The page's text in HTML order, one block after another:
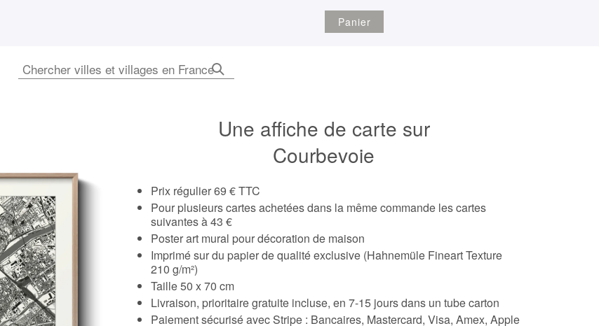
Panier
Une affiche de carte sur
Courbevoie
Prix régulier 69 € TTC
Pour plusieurs cartes achetées dans la même commande les cartes
suivantes à 43 €
Poster art mural pour décoration de maison
Imprimé sur du papier de qualité exclusive (Hahnemüle Fineart Texture
210 g/m²)
Taille 50 x 70 cm
Livraison, prioritaire gratuite incluse, en 7-15 jours dans un tube carton
Paiement sécurisé avec Stripe : Bancaires, Mastercard, Visa, Amex, Apple